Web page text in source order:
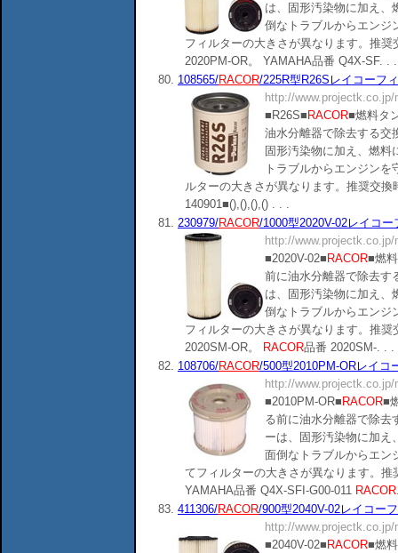
は、固形汚染物に加え、
倒なトラブルからエンジ
フィルターの大きさが異なります。推
2020PM-OR。 YAMAHA品番 Q4X-SF. . .
80. 108565/RACOR/225R型R26Sレイコーフ
http://
■R26S■ RACOR■燃料タ
油水分離器で除去する交
固形汚染物に加え、燃料
トラブルからエンジン
ルターの大きさが異なります。推奨交
140901■(),(),(),() . . .
81. 230979/RACOR/1000型2020V-02レイコ
http://
■2020V-02■ RACOR■燃
前に油水分離器で除去す
は、固形汚染物に加え、
倒なトラブルからエンジ
フィルターの大きさが異なります。推
2020SM-OR。
RACOR品番 2020SM-. . .
82. 108706/RACOR/500型2010PM-ORレイコ
http://
■2010PM-OR■ RACOR■
る前に油水分離器で除去
ーは、固形汚染物に加え
面倒なトラブルからエン
てフィルターの大きさが異なります。
YAMAHA品番 Q4X-SFI-G00-011 RACOR
83. 411306/RACOR/900型2040V-02レイコー
http://
■2040V-02■ RACOR■燃